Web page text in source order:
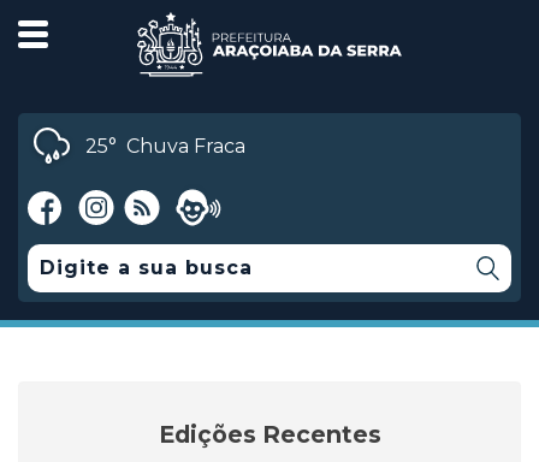
25° Chuva Fraca
Edições Recentes